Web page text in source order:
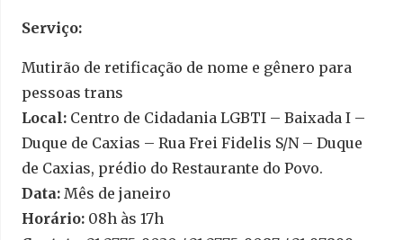
Serviço:
Mutirão de retificação de nome e gênero para
pessoas trans
Local: Centro de Cidadania LGBTI – Baixada I –
Duque de Caxias – Rua Frei Fidelis S/N – Duque
de Caxias, prédio do Restaurante do Povo.
Data: Mês de janeiro
Horário: 08h às 17h